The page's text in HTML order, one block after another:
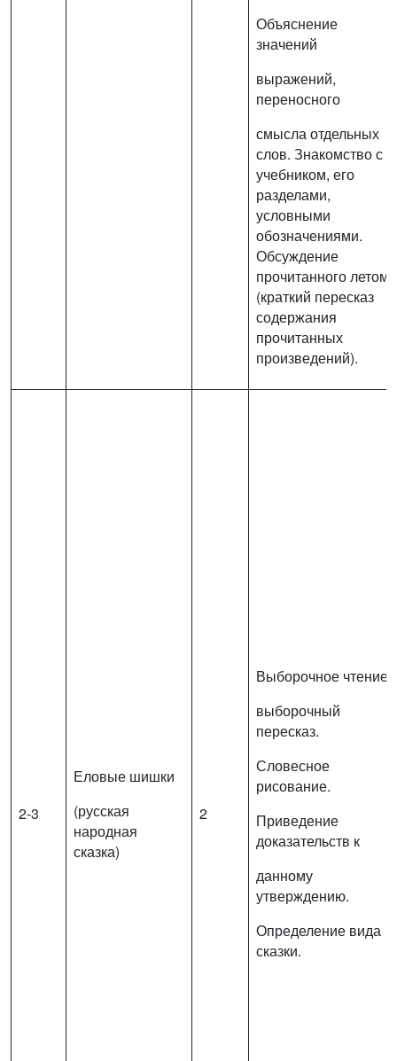
Объяснение
значений
выражений,
переносного
смысла отдельных
слов. Знакомство с
учебником, его
разделами,
условными
обозначениями.
Обсуждение
прочитанного летом
(краткий пересказ
содержания
прочитанных
произведений).
2-3
Еловые шишки
(русская
народная
сказка)
2
Выборочное чтение,
выборочный
пересказ.
Словесное
рисование.
Приведение
доказательств к
данному
утверждению.
Определение вида
сказки.